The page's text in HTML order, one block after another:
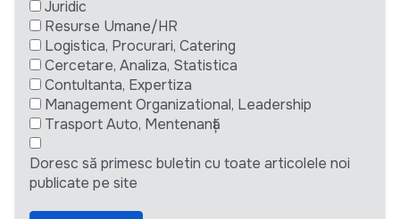
Juridic
Resurse Umane/HR
Logistica, Procurari, Catering
Cercetare, Analiza, Statistica
Contultanta, Expertiza
Management Organizational, Leadership
Trasport Auto, Mentenanță
Doresc să primesc buletin cu toate articolele noi
publicate pe site